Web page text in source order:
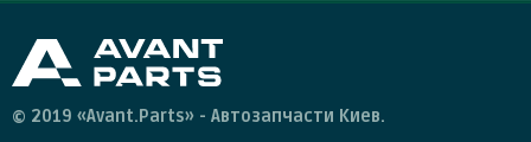
© 2019 «Avant.Parts» - Автозапчасти Киев.